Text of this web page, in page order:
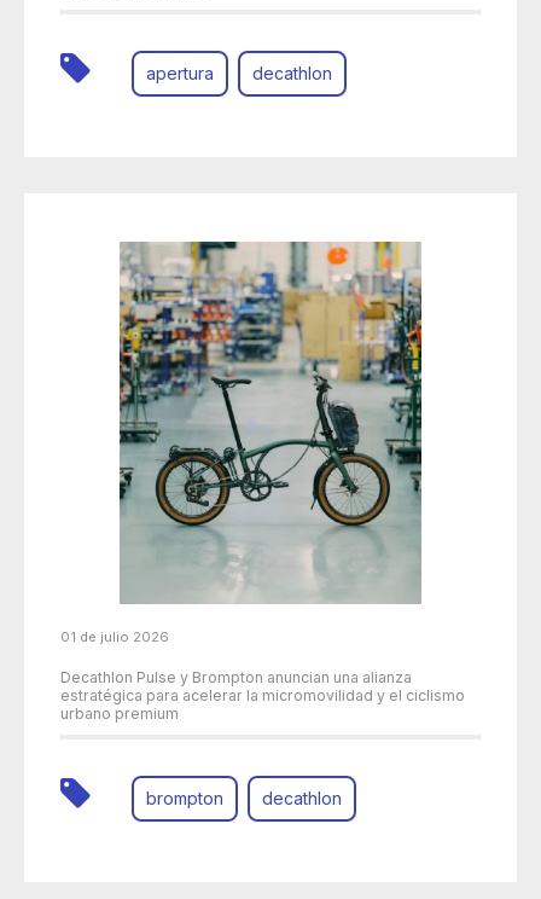
apertura decathlon
01 de julio 2026
Decathlon Pulse y Brompton anuncian una alianza
estratégica para acelerar la micromovilidad y el ciclismo
urbano premium
brompton decathlon